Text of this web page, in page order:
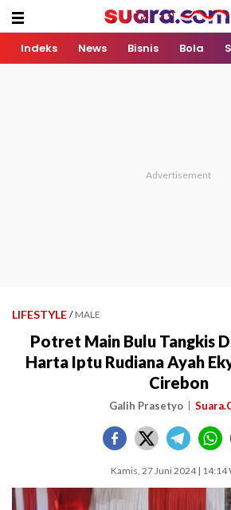
Indeks News Bisnis Bola
LIFESTYLE / MALE
Potret Main Bulu Tangkis
Harta Iptu Rudiana Ayah
Cirebon
Galih Prasetyo
Kamis, 27 Juni 2024 | 14:14